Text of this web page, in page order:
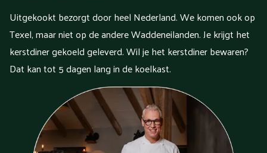
Uitgekookt bezorgt door heel Nederland. We komen ook op
Texel, maar niet op de andere Waddeneilanden. Je krijgt het
kerstdiner gekoeld geleverd. Wil je het kerstdiner bewaren?
Dat kan tot 5 dagen lang in de koelkast.